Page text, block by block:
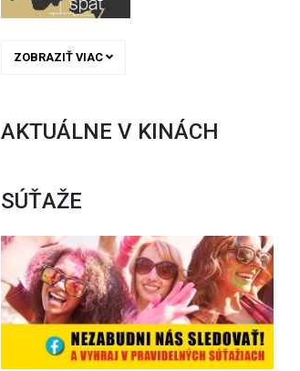
ZOBRAZIŤ VIAC
AKTUÁLNE V KINÁCH
SÚŤAŽE